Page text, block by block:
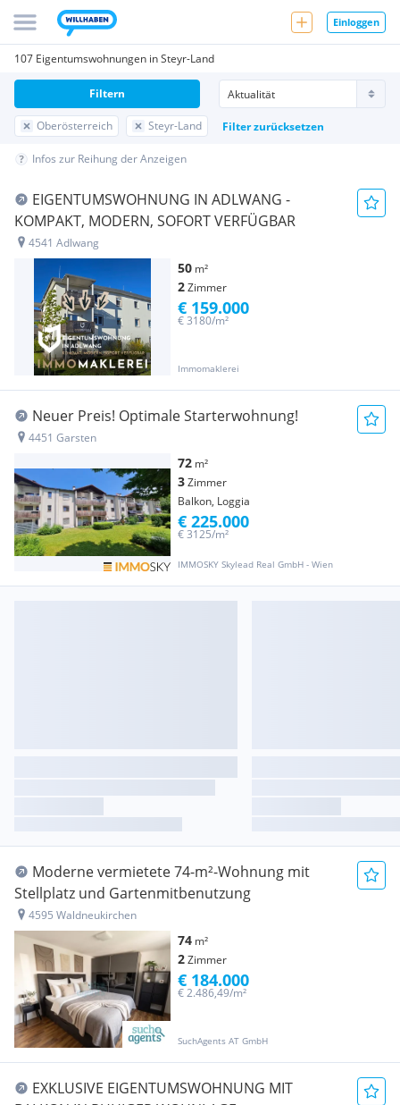
Einloggen
107 Eigentumswohnungen in Steyr-Land
Oberösterreich Steyr-Land Filter zurücksetzen
Filtern
Infos zur Reihung der Anzeigen
EIGENTUMSWOHNUNG IN ADLWANG -
KOMPAKT, MODERN, SOFORT VERFÜGBAR
4541 Adlwang
50 m²
2Zimmer
Immomaklerei
€ 3180/m²
€ 159.000
Neuer Preis! Optimale Starterwohnung!
4451 Garsten
72 m²
3Zimmer
Balkon, Loggia
IMMOSKY Skylead Real GmbH - Wien
€ 3125/m²
€ 225.000
Moderne vermietete 74-m²-Wohnung mit
Stellplatz und Gartenmitbenutzung
4595 Waldneukirchen
74 m²
2Zimmer
SuchAgents AT GmbH
€ 2.486,49/m²
€ 184.000
EXKLUSIVE EIGENTUMSWOHNUNG MIT